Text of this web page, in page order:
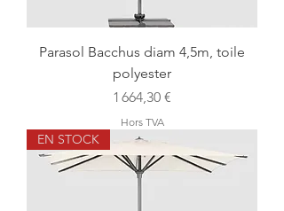
Parasol Bacchus diam 4,5m, toile
polyester
Prix
1 664,30 €
Hors TVA
EN STOCK